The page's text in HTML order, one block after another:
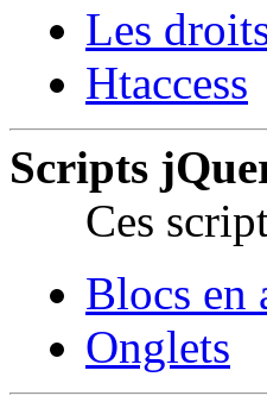
Les
Htaccess
Scripts
Ces
Blocs en
Onglets